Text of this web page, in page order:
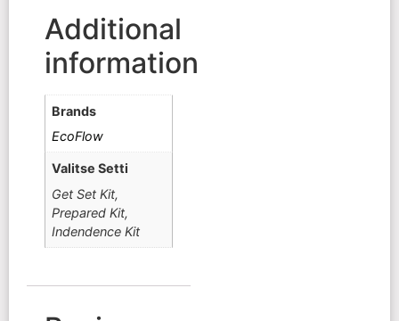
Additional
information
Brands
EcoFlow
Valitse Setti
Get Set Kit,
Prepared Kit,
Indendence Kit